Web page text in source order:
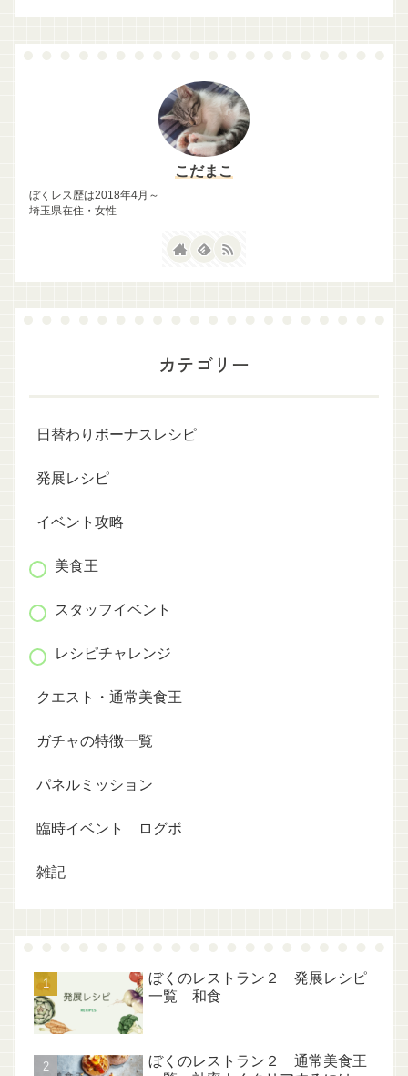
こだまこ
ぼくレス歴は2018年4月～
埼玉県在住・女性
カテゴリー
日替わりボーナスレシピ
発展レシピ
イベント攻略
美食王
スタッフイベント
レシピチャレンジ
クエスト・通常美食王
ガチャの特徴一覧
パネルミッション
臨時イベント ログボ
雑記
ぼくのレストラン２ 発展レシピ
一覧 和食
ぼくのレストラン２ 通常美食王